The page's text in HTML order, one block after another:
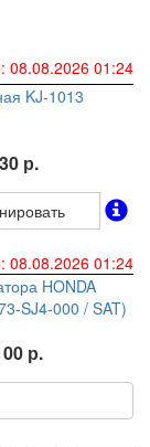
08.08.2026 01:24
KJ-1013
30 р.
08.08.2026 01:24
HONDA
SJ4-000 / SAT)
р.